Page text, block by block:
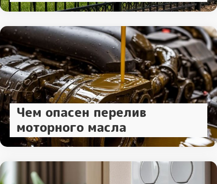
Чем опасен перелив
моторного масла